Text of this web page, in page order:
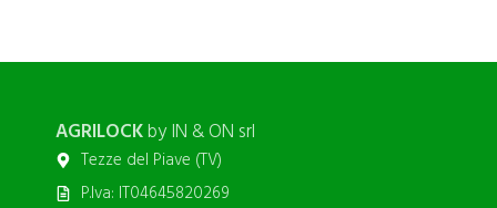
AGRILOCKby IN & ON srl
Tezze del Piave (TV)
P.Iva: IT04645820269